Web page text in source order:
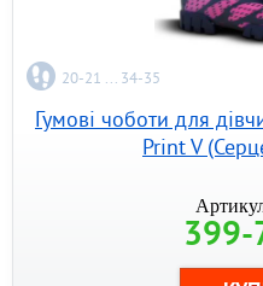
20-21 ... 34-35
Гумові чоботи для
Print V
399-